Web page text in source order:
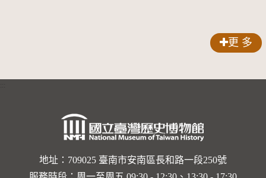
的依戀—
勒大地之
歌]【對
世界與生
更 多
地址：709025 臺南市安南區長和路一段250號